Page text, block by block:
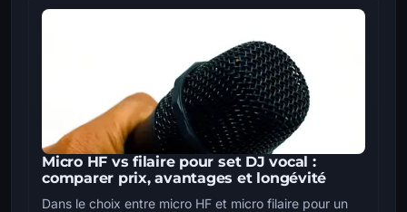
Micro HF vs filaire pour set DJ vocal :
comparer prix, avantages et longévité
Dans le choix entre micro HF et micro filaire pour un